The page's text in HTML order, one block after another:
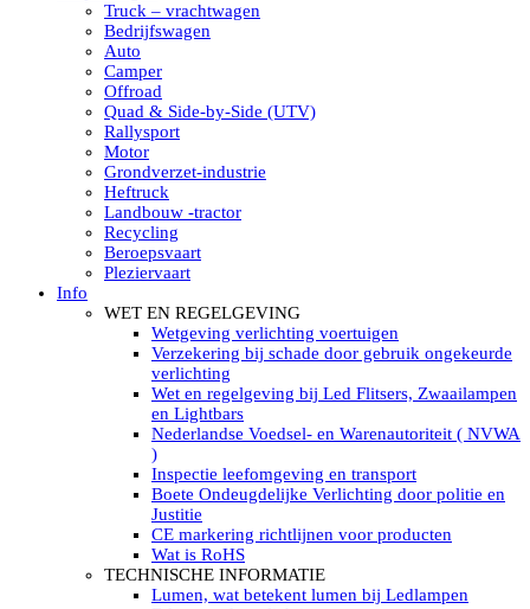
Model werklamp
Led werklamp vierkant
Led werklamp ovaal
Led werklamp kleur wit
Combinatie LED werklampen
Led achteruitrijverlichting
Led onderbouw achteruitrijlamp
Led werklamp industrieel
Led veiligheidsverlichting
Led werklamp tractor
Led werklamp ADR
Led werklamp drukwaterdicht IP69K
Led werklampen assortiment Tralert
Led breedstralers Lazer
Led werklampen in Subcategorieën
LED WERKVERLICHTING
LED’s work werklamp met accu
LED’s work werklamp portable 220V
LED’s work werklamp Hybride
Led lichtslang 220 Volt
LED’s work werklamp met statief 220V
LED’s light PRO schijnwerpers 220V
LED High Bay verlichting 220V
Subcategorieën Led werkverlichting
LED SIGNALISATIE
Led Flitsers
Werkverlichting met Led flitsers
Truck – vrachtwagen
Bedrijfswagen
Auto
Camper
Offroad
Quad & Side-by-Side (UTV)
Rallysport
Motor
Grondverzet-industrie
Heftruck
Landbouw -tractor
Recycling
Beroepsvaart
Pleziervaart
Info
WET EN REGELGEVING
Wetgeving verlichting voertuigen
Verzekering bij schade door gebruik ongekeurde
verlichting
Wet en regelgeving bij Led Flitsers, Zwaailampen
en Lightbars
Nederlandse Voedsel- en Warenautoriteit ( NVWA
)
Inspectie leefomgeving en transport
Boete Ondeugdelijke Verlichting door politie en
Justitie
CE markering richtlijnen voor producten
Wat is RoHS
TECHNISCHE INFORMATIE
Lumen, wat betekent lumen bij Ledlampen